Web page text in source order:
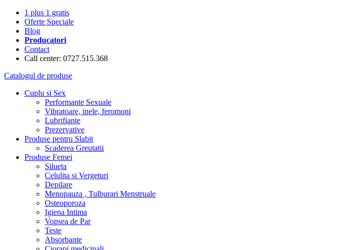
1 plus 1 gratis
Oferte Speciale
Blog
Producatori
Contact
Call center: 0727.515.368
Catalogul de produse
Cuplu si Sex
Performante Sexuale
Vibratoare, inele, feromoni
Lubrifiante
Prezervative
Produse pentru Slabit
Scaderea Greutatii
Produse Femei
Silueta
Celulita si Vergeturi
Depilare
Menopauza , Tulburari Menstruale
Osteoporoza
Igiena Intima
Vopsea de Par
Teste
Absorbante